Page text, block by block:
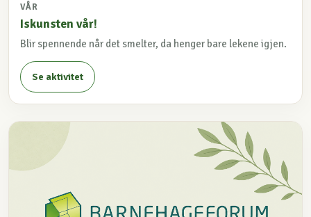
VÅR
Iskunsten vår!
Blir spennende når det smelter, da henger bare lekene igjen.
Se aktivitet